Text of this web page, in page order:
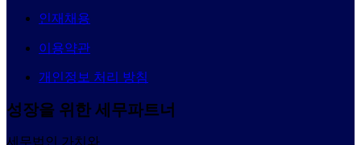
인재채용
이용약관
개인정보 처리 방침
성장을 위한 세무파트너
세무법인 가치와